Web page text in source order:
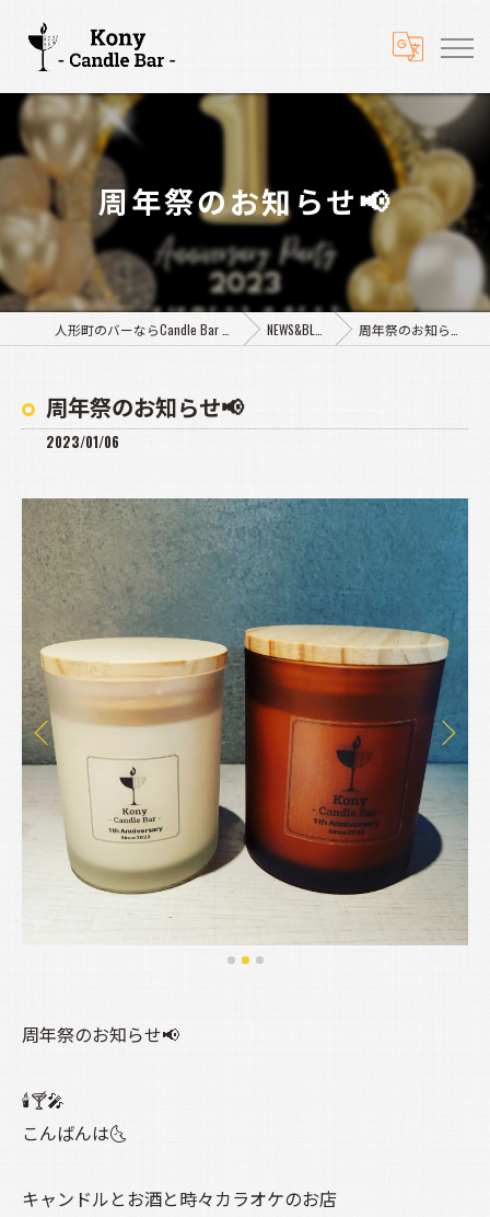
周年祭のお知らせ📢
NEWS&BLOG 周年祭のお知らせ📢
周年祭のお知らせ📢
2023/01/06
周年祭のお知らせ📢
🕯️🍸️🎤
こんばんは🌜️
キャンドルとお酒と時々カラオケのお店